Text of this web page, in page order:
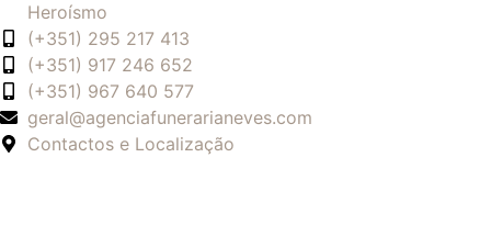
Heroísmo
(+351) 295 217 413
(+351) 917 246 652
(+351) 967 640 577
geral@agenciafunerarianeves.com
Contactos e Localização